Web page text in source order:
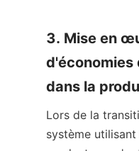
3. Mise en
d'économies
dans la
Lors de la
système